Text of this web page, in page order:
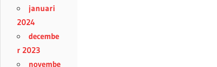
januari
2024
decembe
r 2023
novembe